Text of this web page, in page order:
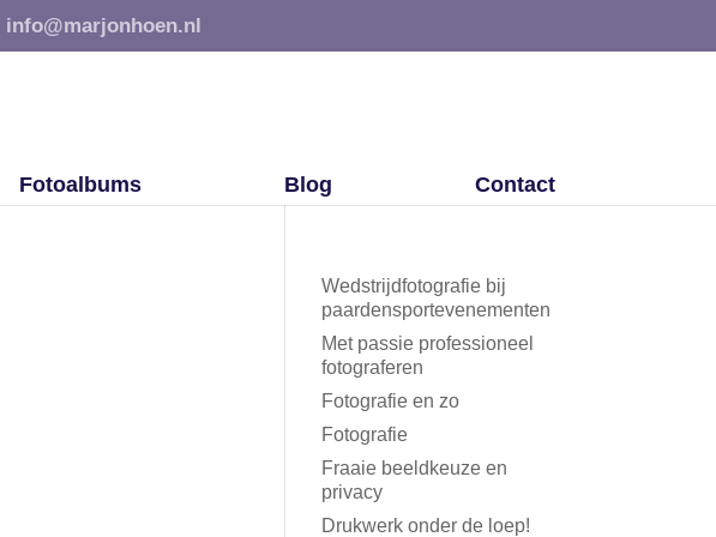
info@marjonhoen.nl
Fotoalbums Blog Contact
Wedstrijdfotografie bij
paardensportevenementen
Met passie professioneel
fotograferen
Fotografie en zo
Fotografie
Fraaie beeldkeuze en
privacy
Drukwerk onder de loep!